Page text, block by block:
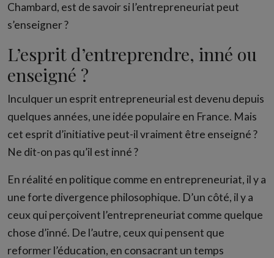
Chambard, est de savoir si l’entrepreneuriat peut
s’enseigner ?
L’esprit d’entreprendre, inné ou
enseigné ?
Inculquer un esprit entrepreneurial est devenu depuis
quelques années, une idée populaire en France. Mais
cet esprit d’initiative peut-il vraiment être enseigné ?
Ne dit-on pas qu’il est inné ?
En réalité en politique comme en entrepreneuriat, il y a
une forte divergence philosophique. D’un côté, il y a
ceux qui perçoivent l’entrepreneuriat comme quelque
chose d’inné. De l’autre, ceux qui pensent que
reformer l’éducation, en consacrant un temps